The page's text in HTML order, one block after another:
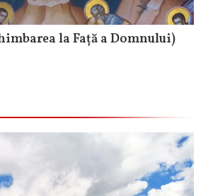
la Față a Domnului)